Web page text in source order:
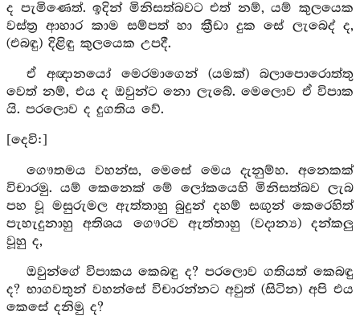
ද පැමිණෙත්. ඉදින් මිනිසත්බවට එත් නම්, යම් කුලයෙක
වස්ත්‍ර ආහාර කාම සම්පත් හා ක්‍රීඩා දුක සේ ලැබෙද් ද,
(එබඳු) දිළිඳු කුලයෙක උපදී.
ඒ අඥානයෝ මෙරමාගෙන් (යමක්) බලාපොරොත්තු
වෙත් නම්, එය ද ඔවුන්ට නො ලැබේ. මෙලොව ඒ විපාක
යි. පරලොව ද දුගතිය වේ.
[දෙවි:]
ගෞතමය වහන්ස, මෙසේ මෙය දැනුම්හ. අනෙකක්
විචාරමු. යම් කෙනෙක් මේ ලෝකයෙහි මිනිසත්බව ලැබ
පහ වූ මසුරුමල ඇත්තාහු බුදුන් දහම් සඟුන් කෙරෙහිත්
පැහැදුනාහු අතිශය ගෞරව ඇත්තාහු (වදාන්‍ය) දන්කලු
වූහු ද,
ඔවුන්ගේ විපාකය කෙබඳු ද? පරලොව ගතියත් කෙබඳු
ද? භාගවතුන් වහන්සේ විචාරන්නට අවුත් (සිටින) අපි එය
කෙසේ දනිමු ද?